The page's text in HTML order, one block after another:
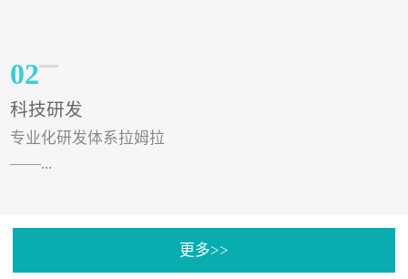
02
科技研发
专业化研发体系拉姆拉
——...
更多>>